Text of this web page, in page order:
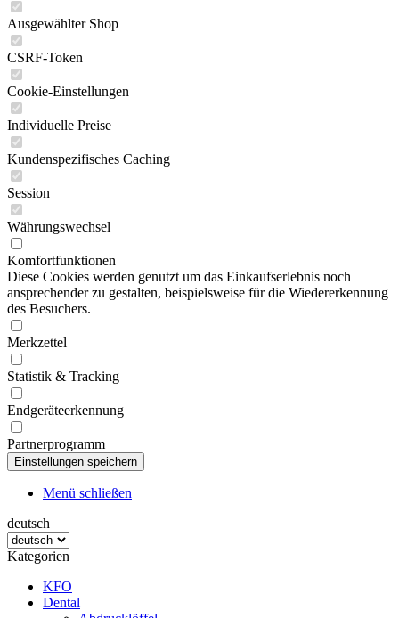
Ausgewählter Shop
CSRF-Token
Cookie-Einstellungen
Individuelle Preise
Kundenspezifisches Caching
Session
Währungswechsel
Komfortfunktionen
Diese Cookies werden genutzt um das Einkaufserlebnis noch
ansprechender zu gestalten, beispielsweise für die Wiedererkennung
des Besuchers.
Merkzettel
Statistik & Tracking
Endgeräteerkennung
Partnerprogramm
Menü schließen
deutsch
Kategorien
KFO
Dental